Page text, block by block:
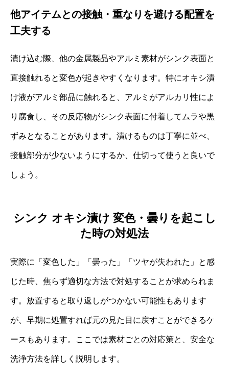
他アイテムとの接触・重なりを避ける配置を
工夫する
漬け込む際、他の金属製品やアルミ素材がシンク表面と
直接触れると変色が起きやすくなります。特にオキシ漬
け液がアルミ部品に触れると、アルミがアルカリ性によ
り腐食し、その反応物がシンク表面に付着してムラや黒
ずみとなることがあります。漬けるものは丁寧に並べ、
接触部分が少ないようにするか、仕切って使うと良いで
しょう。
シンク オキシ漬け 変色・曇りを起こし
た時の対処法
実際に「変色した」「曇った」「ツヤが失われた」と感
じた時、焦らず適切な方法で対処することが求められま
す。放置すると取り返しがつかない可能性もあります
が、早期に処置すれば元の見た目に戻すことができるケ
ースもあります。ここでは素材ごとの対応策と、安全な
洗浄方法を詳しく説明します。